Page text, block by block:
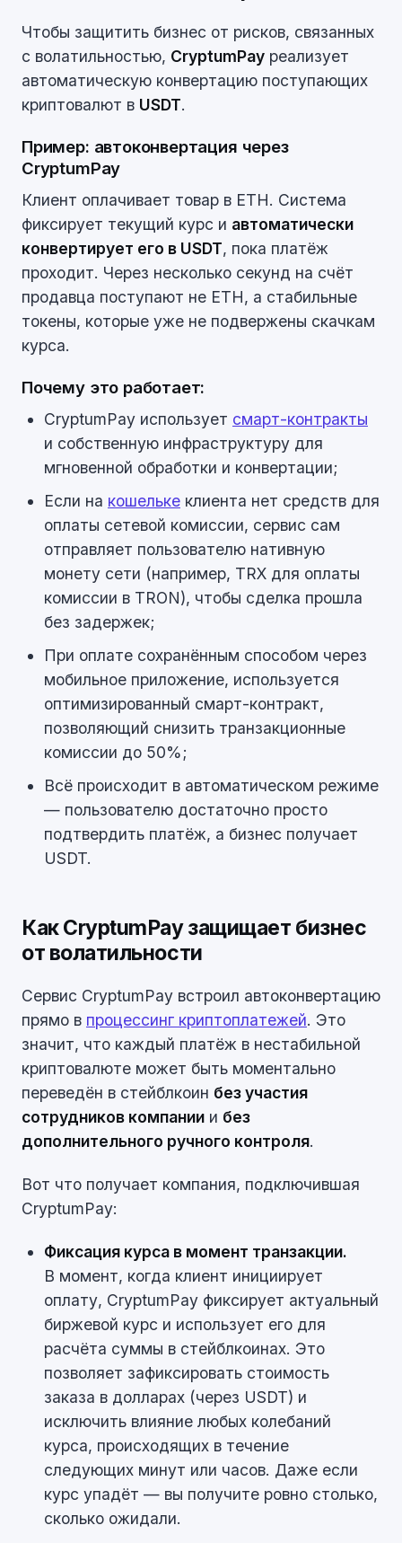
Чтобы защитить бизнес от рисков, связанных
с волатильностью, CryptumPay реализует
автоматическую конвертацию поступающих
криптовалют в USDT.
Пример: автоконвертация через
CryptumPay
Клиент оплачивает товар в ETH. Система
фиксирует текущий курс и автоматически
конвертирует его в USDT, пока платёж
проходит. Через несколько секунд на счёт
продавца поступают не ETH, а стабильные
токены, которые уже не подвержены скачкам
курса.
Почему это работает:
CryptumPay использует смарт-контракты
и собственную инфраструктуру для
мгновенной обработки и конвертации;
Если на кошельке клиента нет средств для
оплаты сетевой комиссии, сервис сам
отправляет пользователю нативную
монету сети (например, TRX для оплаты
комиссии в TRON), чтобы сделка прошла
без задержек;
При оплате сохранённым способом через
мобильное приложение, используется
оптимизированный смарт-контракт,
позволяющий снизить транзакционные
комиссии до 50%;
Всё происходит в автоматическом режиме
— пользователю достаточно просто
подтвердить платёж, а бизнес получает
USDT.
Как CryptumPay защищает бизнес
от волатильности
Сервис CryptumPay встроил автоконвертацию
прямо в процессинг криптоплатежей. Это
значит, что каждый платёж в нестабильной
криптовалюте может быть моментально
переведён в стейблкоин без участия
сотрудников компании и без
дополнительного ручного контроля.
Вот что получает компания, подключившая
CryptumPay:
Фиксация курса в момент транзакции.
В момент, когда клиент инициирует
оплату, CryptumPay фиксирует актуальный
биржевой курс и использует его для
расчёта суммы в стейблкоинах. Это
позволяет зафиксировать стоимость
заказа в долларах (через USDT) и
исключить влияние любых колебаний
курса, происходящих в течение
следующих минут или часов. Даже если
курс упадёт — вы получите ровно столько,
сколько ожидали.